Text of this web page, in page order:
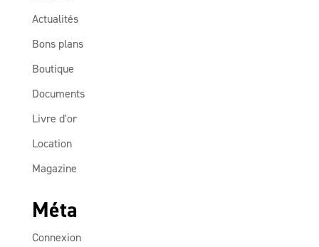
Actualités
Bons plans
Boutique
Documents
Livre d'or
Location
Magazine
Méta
Connexion